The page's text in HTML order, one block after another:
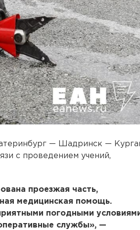
— Шадринск —
с проведением учений,
проезжая часть,
медицинская помощь.
погодными
службы», —